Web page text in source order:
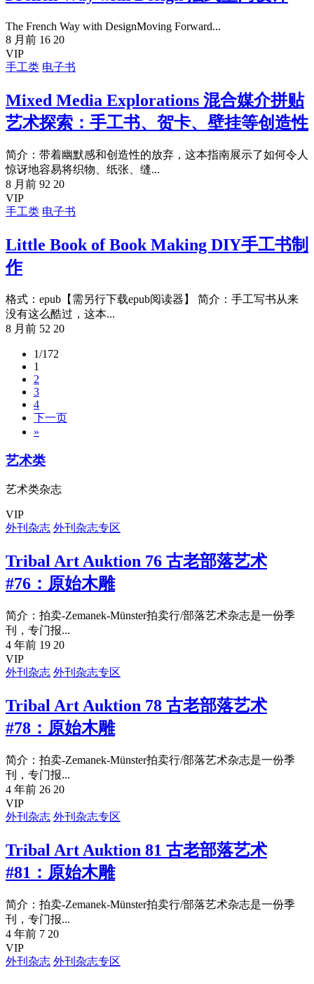
The French Way with DesignMoving Forward...
8 月前 16 20
VIP
手工类 电子书
Mixed Media Explorations 混合媒介拼贴
艺术探索：手工书、贺卡、壁挂等创造性
简介：带着幽默感和创造性的放弃，这本指南展示了如何令人
惊讶地容易将织物、纸张、缝...
8 月前 92 20
VIP
手工类 电子书
Little Book of Book Making DIY手工书制
作
格式：epub【需另行下载epub阅读器】 简介：手工写书从来
没有这么酷过，这本...
8 月前 52 20
1/172
1
2
3
4
下一页
»
艺术类
艺术类杂志
VIP
外刊杂志 外刊杂志专区
Tribal Art Auktion 76 古老部落艺术
#76：原始木雕
简介：拍卖-Zemanek-Münster拍卖行/部落艺术杂志是一份季
刊，专门报...
4 年前 19 20
VIP
外刊杂志 外刊杂志专区
Tribal Art Auktion 78 古老部落艺术
#78：原始木雕
简介：拍卖-Zemanek-Münster拍卖行/部落艺术杂志是一份季
刊，专门报...
4 年前 26 20
VIP
外刊杂志 外刊杂志专区
Tribal Art Auktion 81 古老部落艺术
#81：原始木雕
简介：拍卖-Zemanek-Münster拍卖行/部落艺术杂志是一份季
刊，专门报...
4 年前 7 20
VIP
外刊杂志 外刊杂志专区